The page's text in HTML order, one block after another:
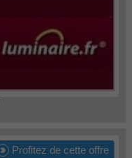
Profitez de cette offre